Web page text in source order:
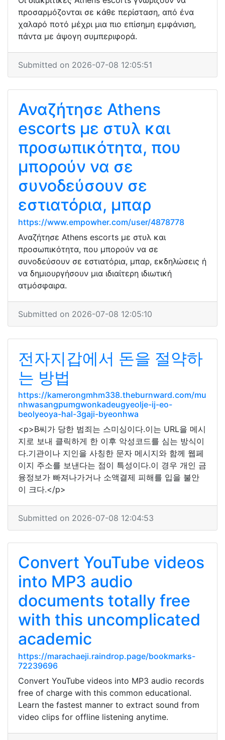
προσαρμόζονται σε κάθε περίσταση, από ένα
χαλαρό ποτό μέχρι μια πιο επίσημη εμφάνιση,
πάντα με άψογη συμπεριφορά.
Submitted on 2026-07-08 12:05:51
Αναζήτησε Athens
escorts με στυλ και
προσωπικότητα, που
μπορούν να σε
συνοδεύσουν σε
εστιατόρια, μπαρ
https://www.empowher.com/user/4878778
Αναζήτησε Athens escorts με στυλ και
προσωπικότητα, που μπορούν να σε
συνοδεύσουν σε εστιατόρια, μπαρ, εκδηλώσεις ή
να δημιουργήσουν μια ιδιαίτερη ιδιωτική
ατμόσφαιρα.
Submitted on 2026-07-08 12:05:10
전자지갑에서 돈을 절약하
는 방법
https://kamerongmhm338.theburnward.com/mu
nhwasangpumgwonkadeugyeolje-ij-eo-
beolyeoya-hal-3gaji-byeonhwa
<p>B씨가 당한 범죄는 스미싱이다.이는 URL을 메시
지로 보내 클릭하게 한 이후 악성코드를 심는 방식이
다.기관이나 지인을 사칭한 문자 메시지와 함께 웹페
이지 주소를 보낸다는 점이 특성이다.이 경우 개인 금
융정보가 빠져나가거나 소액결제 피해를 입을 불안
이 크다.</p>
Submitted on 2026-07-08 12:04:53
Convert YouTube videos
into MP3 audio
documents totally free
with this uncomplicated
academic
https://marachaeji.raindrop.page/bookmarks-
72239696
Convert YouTube videos into MP3 audio records
free of charge with this common educational.
Learn the fastest manner to extract sound from
video clips for offline listening anytime.